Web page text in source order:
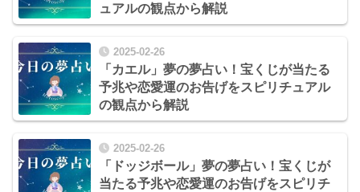
ュアルの観点から解説
2025-02-26
「カエル」夢の夢占い！宝くじが当たる
予兆や恋愛運のお告げをスピリチュアル
の観点から解説
2025-02-26
「ドッジボール」夢の夢占い！宝くじが
当たる予兆や恋愛運のお告げをスピリチ